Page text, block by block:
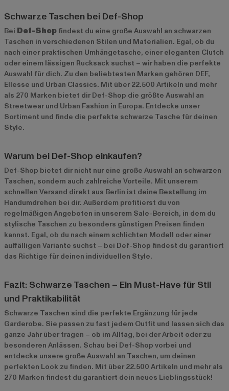
Schwarze Taschen bei Def-Shop
Bei Def-Shop findest du eine große Auswahl an schwarzen
Taschen in verschiedenen Stilen und Materialien. Egal, ob du
nach einer praktischen Umhängetasche, einer eleganten Clutch
oder einem lässigen Rucksack suchst – wir haben die perfekte
Auswahl für dich. Zu den beliebtesten Marken gehören DEF,
Ellesse und Urban Classics. Mit über 22.500 Artikeln und mehr
als 270 Marken bietet dir Def-Shop die größte Auswahl an
Streetwear und Urban Fashion in Europa. Entdecke unser
Sortiment und finde die perfekte schwarze Tasche für deinen
Style.
Warum bei Def-Shop einkaufen?
Def-Shop bietet dir nicht nur eine große Auswahl an schwarzen
Taschen, sondern auch zahlreiche Vorteile. Mit unserem
schnellen Versand direkt aus Berlin ist deine Bestellung im
Handumdrehen bei dir. Außerdem profitierst du von
regelmäßigen Angeboten in unserem Sale-Bereich, in dem du
stylische Taschen zu besonders günstigen Preisen finden
kannst. Egal, ob du nach einem schlichten Modell oder einer
auffälligen Variante suchst – bei Def-Shop findest du garantiert
das Richtige für deinen individuellen Style.
Fazit: Schwarze Taschen – Ein Must-Have für Stil
und Praktikabilität
Schwarze Taschen sind die perfekte Ergänzung für jede
Garderobe. Sie passen zu fast jedem Outfit und lassen sich das
ganze Jahr über tragen – ob im Alltag, bei der Arbeit oder zu
besonderen Anlässen. Schau bei Def-Shop vorbei und
entdecke unsere große Auswahl an Taschen, um deinen
perfekten Look zu finden. Mit über 22.500 Artikeln und mehr als
270 Marken findest du garantiert dein neues Lieblingsstück!